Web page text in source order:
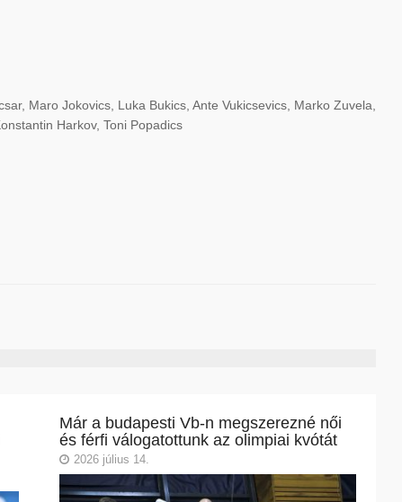
Maro Jokovics, Luka Bukics, Ante Vukicsevics, Marko Zuvela,
Harkov, Toni Popadics
Már a budapesti Vb-n megszerezné női
és férfi válogatottunk az olimpiai kvótát
2026 július 14.